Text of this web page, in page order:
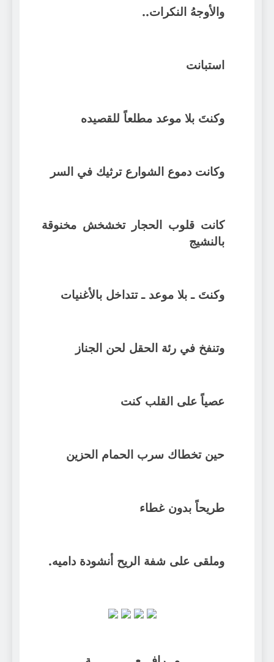
والأوجهُ النكرات..
استبانت
وكنتَ بلا موعد مطلعاً للقصيده
وكانت دموع الشوارع ترثيك في السر
كانت قلوب الحجار تخشخش مخنوقة
بالنشيج
وكنتَ ـ بلا موعد ـ تتداخل بالأغنيات
وتنفخ في رئة الحقل لحن الجناز
عصياً على القلب كنت
حين تخطاك سرب الحمام الحزين
طريحاً بدون غطاء
وملقى على شفة الريح أنشودة داميه.